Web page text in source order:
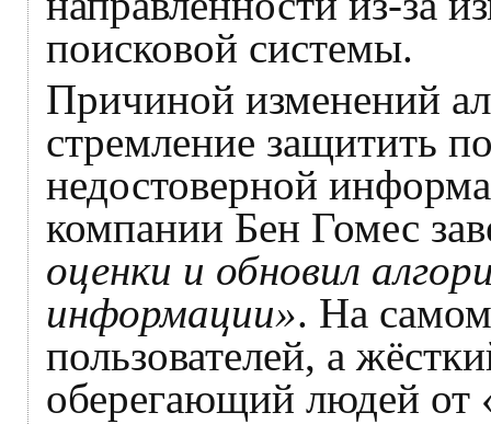
поисковой системы.
Причиной изменений
стремление защитить
недостоверной
компании Бен Гомес
оценки и обновил
информации». На
пользователей, а
оберегающий людей от